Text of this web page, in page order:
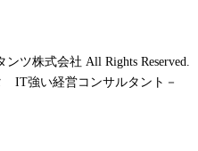
ツ株式会社 All Rights Reserved.
IT強い経営コンサルタント－